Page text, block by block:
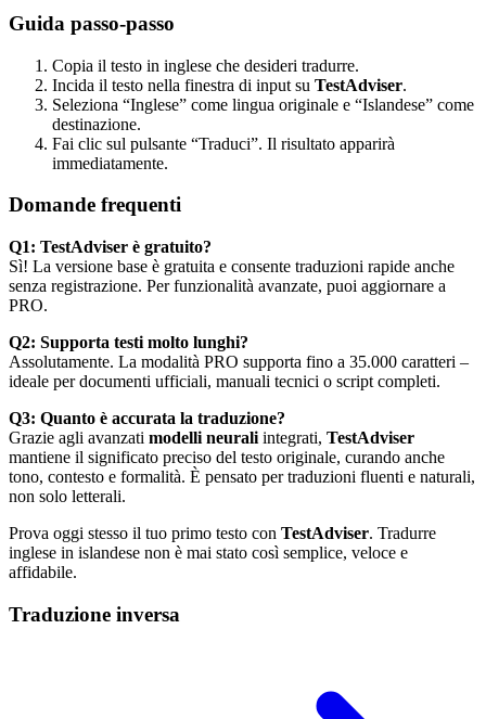
Guida passo-passo
Copia il testo in inglese che desideri tradurre.
Incida il testo nella finestra di input su TestAdviser.
Seleziona “Inglese” come lingua originale e “Islandese” come
destinazione.
Fai clic sul pulsante “Traduci”. Il risultato apparirà
immediatamente.
Domande frequenti
Q1: TestAdviser è gratuito?
Sì! La versione base è gratuita e consente traduzioni rapide anche
senza registrazione. Per funzionalità avanzate, puoi aggiornare a
PRO.
Q2: Supporta testi molto lunghi?
Assolutamente. La modalità PRO supporta fino a 35.000 caratteri –
ideale per documenti ufficiali, manuali tecnici o script completi.
Q3: Quanto è accurata la traduzione?
Grazie agli avanzati modelli neurali integrati, TestAdviser
mantiene il significato preciso del testo originale, curando anche
tono, contesto e formalità. È pensato per traduzioni fluenti e naturali,
non solo letterali.
Prova oggi stesso il tuo primo testo con TestAdviser. Tradurre
inglese in islandese non è mai stato così semplice, veloce e
affidabile.
Traduzione inversa